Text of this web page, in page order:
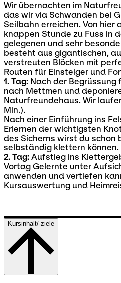
Wir übernachten im
das wir via Schwanden bei
Seilbahn erreichen. Von hier
knappen Stunde zu Fuss in
gelegenen und sehr
besteht aus gigantischen,
verstreuten Blöcken mit
Routen für Einsteiger und
1. Tag: Nach der Begrüssung
nach Mettmen und
Naturfreundehaus. Wir
Min.).
Nach einer Einführung ins
Erlernen der wichtigsten
des Sicherns wirst du schon
selbständig klettern können.
2. Tag: Aufstieg ins
Vortag Gelernte unter
anwenden und vertiefen
Kursauswertung und
Kursinhalt/-ziele